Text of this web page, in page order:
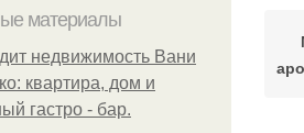
материалы
недвижимость Вани
квартира, дом и
гастро - бар.